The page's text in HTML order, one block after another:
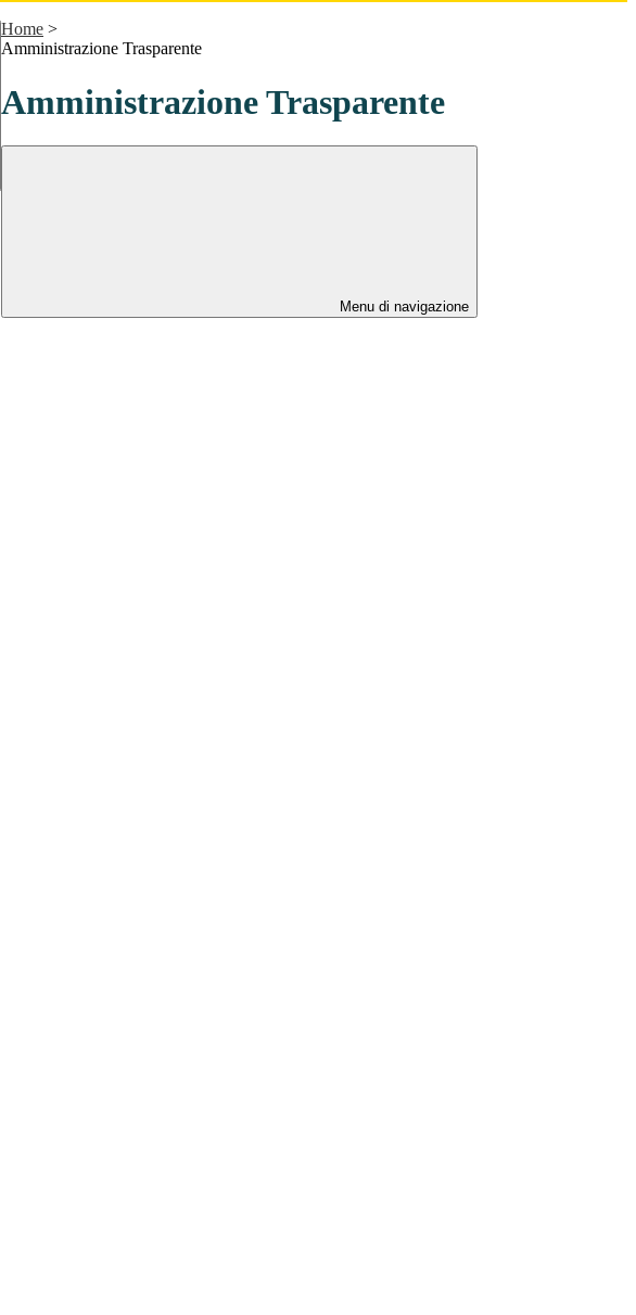
Home >
Amministrazione Trasparente
Amministrazione Trasparente
Menu di navigazione